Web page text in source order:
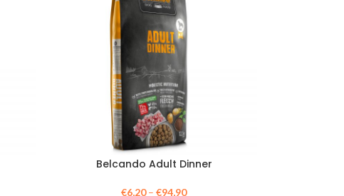
Belcando Adult Dinner
€6,20–€94,90